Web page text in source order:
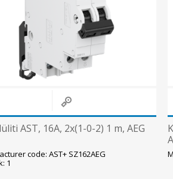
IP65, IP67
Tulekindlad
AST, 16A, 2x(1-0-2) 1 m, AEG
code: AST+ SZ162AEG
1